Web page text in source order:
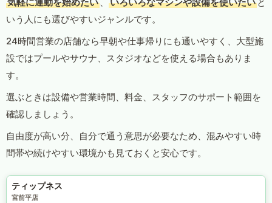
気軽に運動を始めたい 、 いろいろなマシンや設備を使いたい と
いう人にも選びやすいジャンルです。
24時間営業の店舗なら早朝や仕事帰りにも通いやすく、大型施
設ではプールやサウナ、スタジオなどを使える場合もありま
す。
選ぶときは設備や営業時間、料金、スタッフのサポート範囲を
確認しましょう。
自由度が高い分、自分で通う意思が必要なため、混みやすい時
間帯や続けやすい環境かも見ておくと安心です。
ティップネス
宮前平店